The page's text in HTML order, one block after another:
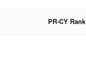
PR-CY Rank